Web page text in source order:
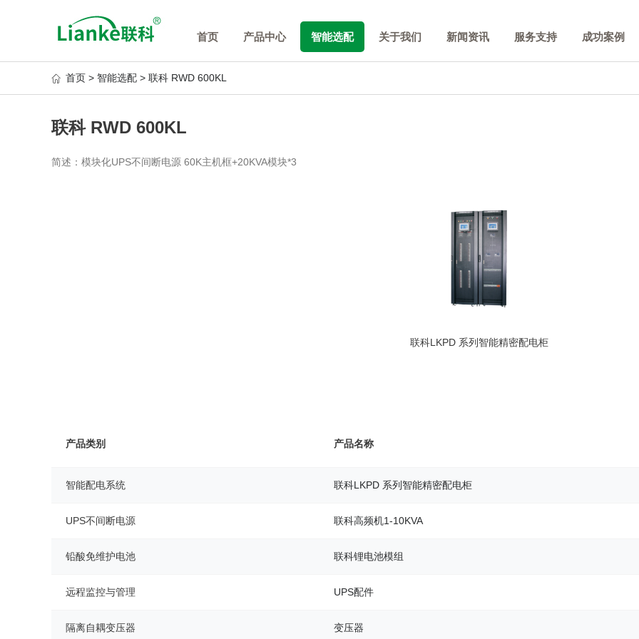
首页 产品中心 智能选配 关于我们 新闻资讯 服务支持 成功案例
首页 > 智能选配 > 联科 RWD 600KL
联科 RWD 600KL
简述：模块化UPS不间断电源 60K主机框+20KVA模块*3
联科LKPD 系列智能精密配电柜
产品类别 产品名称
智能配电系统 联科LKPD 系列智能精密配电柜
UPS不间断电源 联科高频机1-10KVA
铅酸免维护电池 联科锂电池模组
远程监控与管理 UPS配件
隔离自耦变压器 变压器